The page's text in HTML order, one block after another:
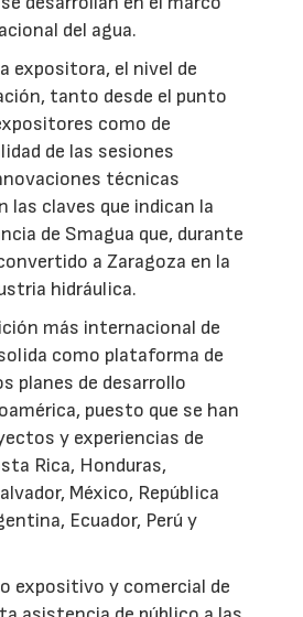
del agua.
expositora, el nivel de
tanto desde el punto
como de
de las sesiones
técnicas
las claves que indican la
de Smagua que, durante
a Zaragoza en la
hidráulica.
más internacional de
como plataforma de
planes de desarrollo
puesto que se han
y experiencias de
Rica, Honduras,
México, República
Ecuador, Perú y
expositivo y comercial de